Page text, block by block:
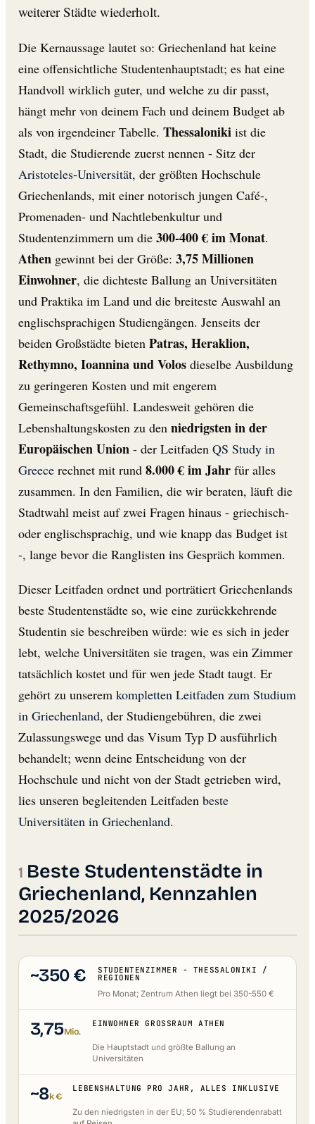
weiterer Städte wiederholt.
Die Kernaussage lautet so: Griechenland hat keine
eine offensichtliche Studentenhauptstadt; es hat eine
Handvoll wirklich guter, und welche zu dir passt,
hängt mehr von deinem Fach und deinem Budget ab
als von irgendeiner Tabelle. Thessaloniki ist die
Stadt, die Studierende zuerst nennen - Sitz der
Aristoteles-Universität, der größten Hochschule
Griechenlands, mit einer notorisch jungen Café-,
Promenaden- und Nachtlebenkultur und
Studentenzimmern um die 300-400 € im Monat.
Athen gewinnt bei der Größe: 3,75 Millionen
Einwohner, die dichteste Ballung an Universitäten
und Praktika im Land und die breiteste Auswahl an
englischsprachigen Studiengängen. Jenseits der
beiden Großstädte bieten Patras, Heraklion,
Rethymno, Ioannina und Volos dieselbe Ausbildung
zu geringeren Kosten und mit engerem
Gemeinschaftsgefühl. Landesweit gehören die
Lebenshaltungskosten zu den niedrigsten in der
Europäischen Union - der Leitfaden QS Study in
Greece rechnet mit rund 8.000 € im Jahr für alles
zusammen. In den Familien, die wir beraten, läuft die
Stadtwahl meist auf zwei Fragen hinaus - griechisch-
oder englischsprachig, und wie knapp das Budget ist
-, lange bevor die Ranglisten ins Gespräch kommen.
Dieser Leitfaden ordnet und porträtiert Griechenlands
beste Studentenstädte so, wie eine zurückkehrende
Studentin sie beschreiben würde: wie es sich in jeder
lebt, welche Universitäten sie tragen, was ein Zimmer
tatsächlich kostet und für wen jede Stadt taugt. Er
gehört zu unserem kompletten Leitfaden zum Studium
in Griechenland, der Studiengebühren, die zwei
Zulassungswege und das Visum Typ D ausführlich
behandelt; wenn deine Entscheidung von der
Hochschule und nicht von der Stadt getrieben wird,
lies unseren begleitenden Leitfaden beste
Universitäten in Griechenland.
Beste Studentenstädte in
Griechenland, Kennzahlen
2025/2026
~350 € STUDENTENZIMMER - THESSALONIKI /
REGIONEN
Pro Monat; Zentrum Athen liegt bei 350-550 €
3,75Mio.
EINWOHNER GROSSRAUM ATHEN
Die Hauptstadt und größte Ballung an
Universitäten
~8k €
LEBENSHALTUNG PRO JAHR, ALLES INKLUSIVE
Zu den niedrigsten in der EU; 50 % Studierendenrabatt